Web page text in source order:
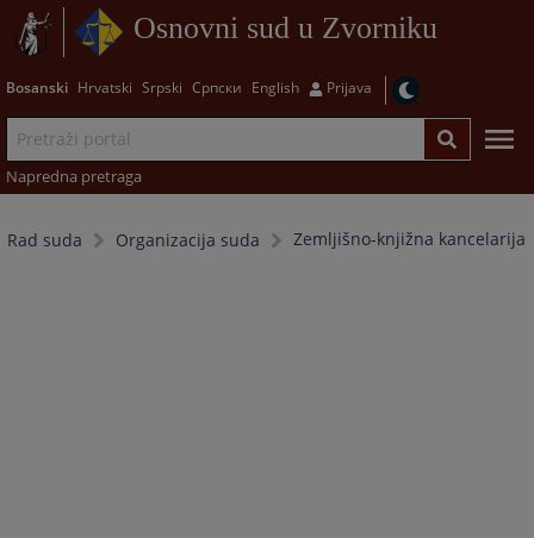
Osnovni sud u Zvorniku
Bosanski Hrvatski Srpski Српски English Prijava
Napredna pretraga
Rad suda Organizacija suda Zemljišno-knjižna kancelarija